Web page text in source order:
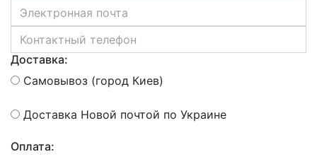
Доставка:
Самовывоз (город Киев)
Доставка Новой почтой по Украине
Оплата: